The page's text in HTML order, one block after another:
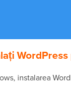
instalarea